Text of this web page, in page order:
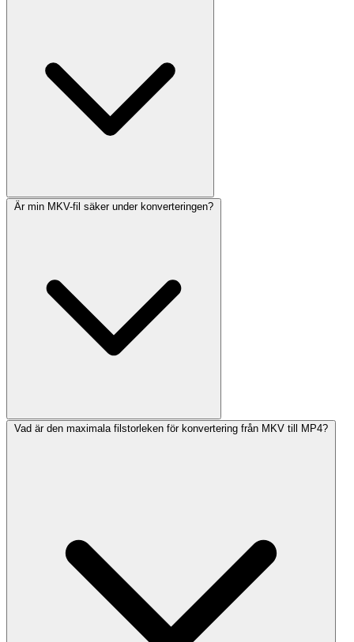
Är min MKV-fil säker under konverteringen?
Vad är den maximala filstorleken för konvertering från MKV till MP4?